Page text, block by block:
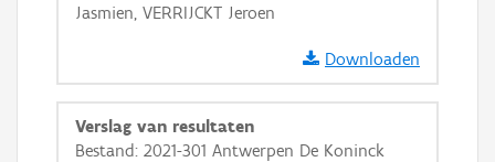
Basis Lagen
Jasmien, VERRIJCKT Jeroen
Downloaden
Verslag van resultaten
Bestand: 2021-301 Antwerpen De Koninck